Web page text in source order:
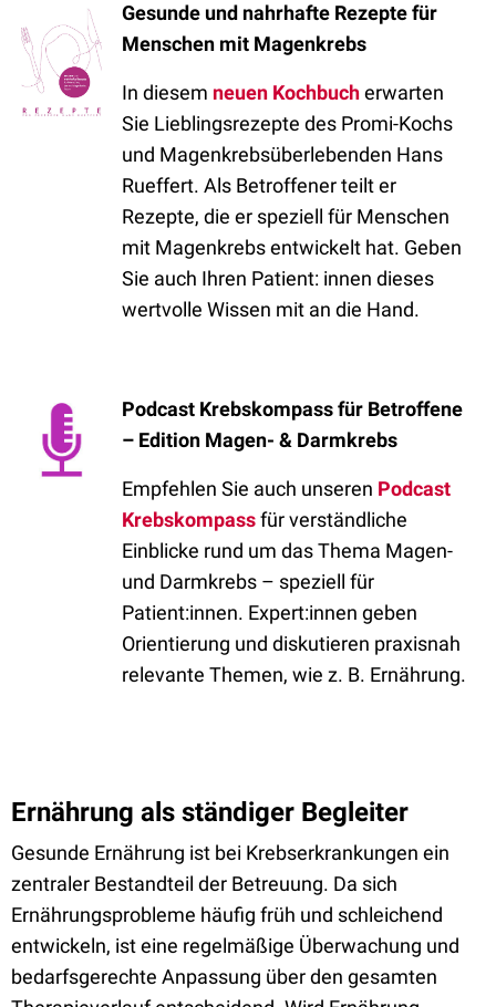
Gesunde und nahrhafte Rezepte für
Menschen mit Magenkrebs
In diesem neuen Kochbucherwarten
Sie Lieblingsrezepte des Promi-Kochs
und Magenkrebsüberlebenden Hans
Rueffert. Als Betroffener teilt er
Rezepte, die er speziell für Menschen
mit Magenkrebs entwickelt hat. Geben
Sie auch Ihren Patient: innen dieses
wertvolle Wissen mit an die Hand.
Podcast Krebskompass für Betroffene
– Edition Magen- & Darmkrebs
Empfehlen Sie auch unseren Podcast
Krebskompassfür verständliche
Einblicke rund um das Thema Magen-
und Darmkrebs – speziell für
Patient:innen. Expert:innen geben
Orientierung und diskutieren praxisnah
relevante Themen, wie z. B. Ernährung.
Ernährung als ständiger Begleiter
Gesunde Ernährung ist bei Krebserkrankungen ein
zentraler Bestandteil der Betreuung. Da sich
Ernährungsprobleme häufig früh und schleichend
entwickeln, ist eine regelmäßige Überwachung und
bedarfsgerechte Anpassung über den gesamten